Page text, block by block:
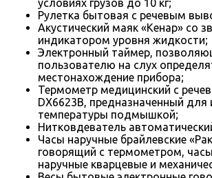
условиях грузов до 10 кг;
Рулетка бытовая с речевым
Акустический маяк «Кенар» со
индикатором уровня жидкости;
Электронный таймер,
пользователю на слух
местонахождение прибора;
Термометр медицинский с
DX6623В, предназначенный для
температуры подмышкой;
Нитковдеватель
Часы наручные брайлевские
говорящий с термометром,
наручные кварцевые и